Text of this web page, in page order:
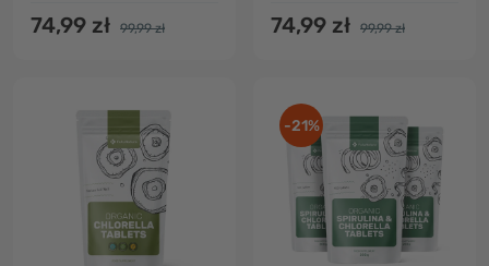
74,99 zł 99,99 zł 74,99 zł 99,99 zł
-21%